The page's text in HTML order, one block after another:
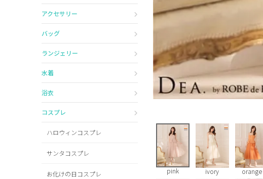
アクセサリー
バッグ
ランジェリー
水着
浴衣
コスプレ
ハロウィンコスプレ
サンタコスプレ
お化けの日コスプレ pink ivory orange